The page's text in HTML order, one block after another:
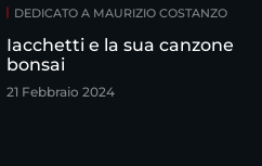
DEDICATO A MAURIZIO COSTANZO
Iacchetti e la sua canzone
bonsai
21 Febbraio 2024